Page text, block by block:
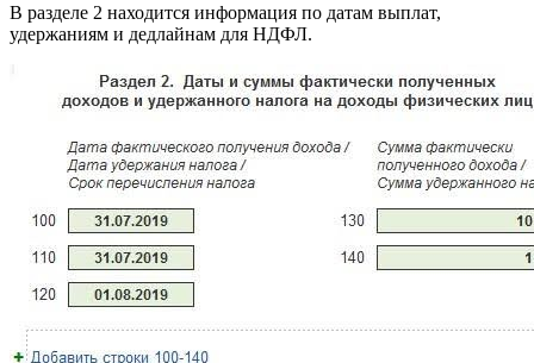
В разделе 2 находится информация по датам выплат,
удержаниям и дедлайнам для НДФЛ.